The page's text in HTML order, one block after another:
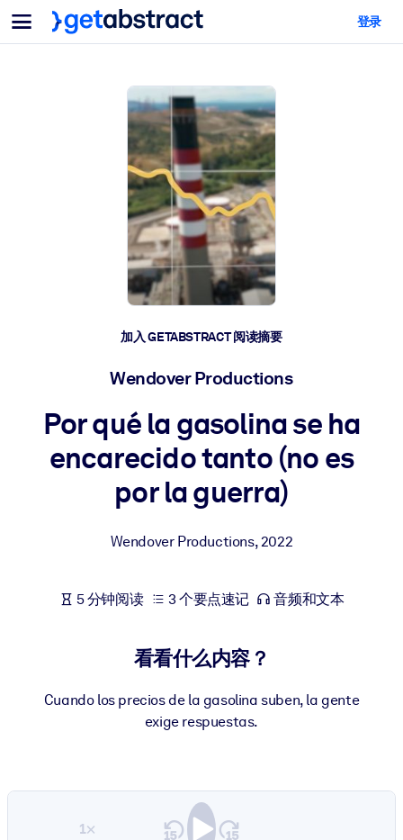
菜单
面向团队与管理者
为您的员工配备关键的人工智能技能。
帮助您的管理者为未来的工作时代做好准备。
让团队更轻松地共同学习、解决实际问题并更快采取行动。
技能提升与重塑
培养您的员工应对未来挑战所需的技能。
按系统
面向 LMS/LXP
将简短且经过验证的知识引入您的 LMS/LXP，以获得更强的学习效
面向人工智能系统
面向人工智能系统
登录
加入 GETABSTRACT 阅读摘要
Wendover Productions
Por qué la gasolina se ha
encarecido tanto (no es
por la guerra)
Wendover Productions,2022
5 分钟阅读 3 个要点速记 音频和文本
看看什么内容？
Cuando los precios de la gasolina suben, la gente
exige respuestas.
1×